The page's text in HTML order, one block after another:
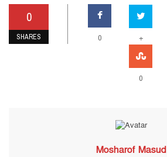
0
SHARES 0 +
0
Mosharof Masud